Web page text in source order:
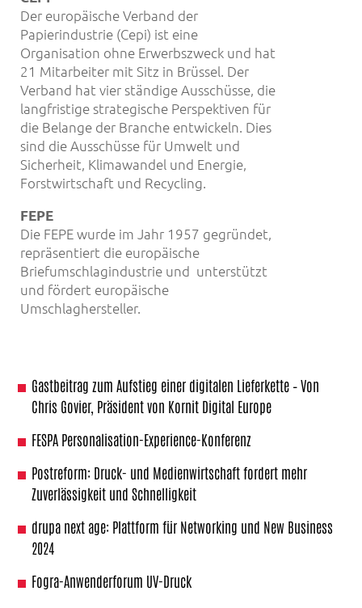
Der europäische Verband der
Papierindustrie (Cepi) ist eine
Organisation ohne Erwerbszweck und hat
21 Mitarbeiter mit Sitz in Brüssel. Der
Verband hat vier ständige Ausschüsse, die
langfristige strategische Perspektiven für
die Belange der Branche entwickeln. Dies
sind die Ausschüsse für Umwelt und
Sicherheit, Klimawandel und Energie,
Forstwirtschaft und Recycling.
FEPE
Die FEPE wurde im Jahr 1957 gegründet,
repräsentiert die europäische
Briefumschlagindustrie und unterstützt
und fördert europäische
Umschlaghersteller.
Gastbeitrag zum Aufstieg einer digitalen Lieferkette – Von
Chris Govier, Präsident von Kornit Digital Europe
FESPA Personalisation-Experience-Konferenz
Postreform: Druck- und Medienwirtschaft fordert mehr
Zuverlässigkeit und Schnelligkeit
drupa next age: Plattform für Networking und New Business
2024
Fogra-Anwenderforum UV-Druck